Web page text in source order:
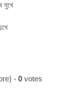
মুখে
- 0 votes